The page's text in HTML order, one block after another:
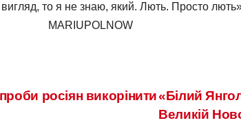
то я не знаю, який. Лють. Просто
MARIUPOLNОW
«Білий
Великій
росіян викорінити